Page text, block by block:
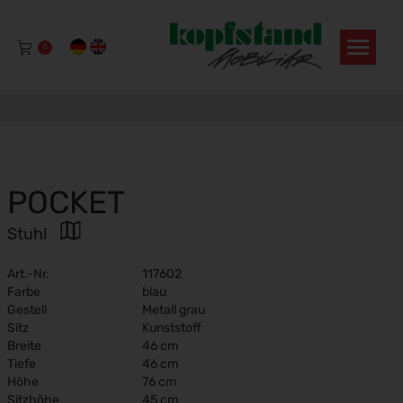
0
POCKET
Stuhl
Art.-Nr.
117602
Farbe
blau
Gestell
Metall grau
Sitz
Kunststoff
Breite
46 cm
Tiefe
46 cm
Höhe
76 cm
Sitzhöhe
45 cm